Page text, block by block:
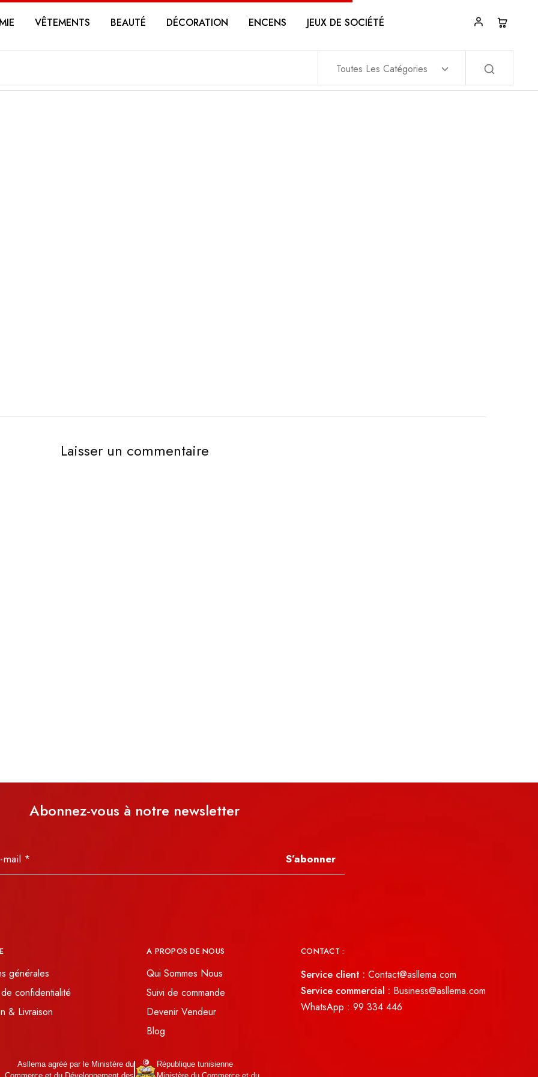
VÊTEMENTS BEAUTÉ DÉCORATION ENCENS JEUX DE SOCIÉTÉ
Toutes Les Catégories
Laisser un commentaire
Abonnez-vous à notre newsletter
S’abonner
générales
confidentialité
& Livraison
A PROPOS DE NOUS
Qui Sommes Nous
Suivi de commande
Devenir Vendeur
Blog
CONTACT :
Service client : Contact@asllema.com
Service commercial : Business@asllema.com
WhatsApp : 99 334 446
Asllema agréé par le Ministère du
République tunisienne